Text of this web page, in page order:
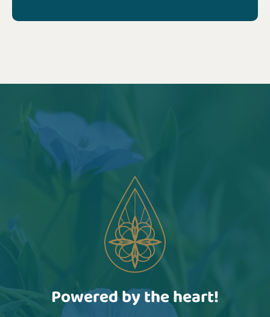
Powered by the heart!